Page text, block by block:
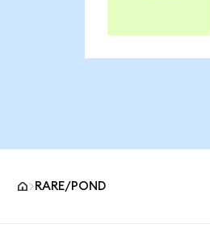
RARE/POND